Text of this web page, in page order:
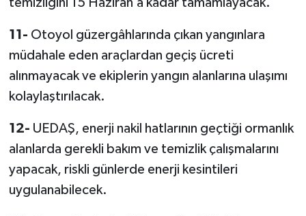
temizliğini 15 Haziran’a kadar tamamlayacak.
11- Otoyol güzergâhlarında çıkan yangınlara
müdahale eden araçlardan geçiş ücreti
alınmayacak ve ekiplerin yangın alanlarına ulaşımı
kolaylaştırılacak.
12- UEDAŞ, enerji nakil hatlarının geçtiği ormanlık
alanlarda gerekli bakım ve temizlik çalışmalarını
yapacak, riskli günlerde enerji kesintileri
uygulanabilecek.